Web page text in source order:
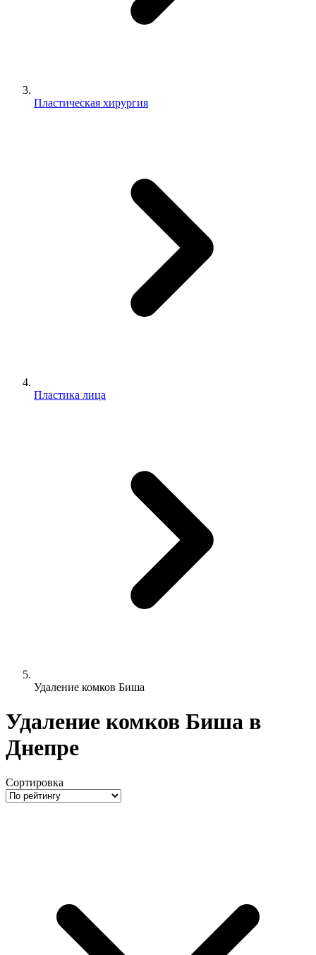
Пластическая хирургия
Пластика лица
Удаление комков Биша
Удаление комков Биша в
Днепре
Сортировка